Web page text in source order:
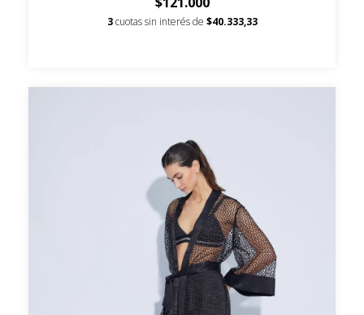
3 cuotas sin interés de $40.333,33